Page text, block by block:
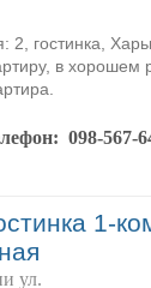
2, гостинка,
в хорошем
098-567-
1-
ул.